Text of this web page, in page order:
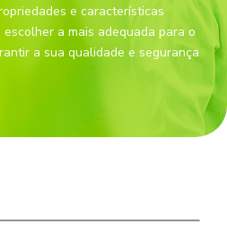
e características
a mais adequada para o
a sua qualidade e segurança